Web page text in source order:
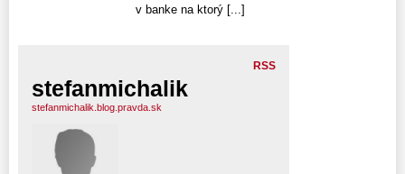
v banke na ktorý [...]
RSS
stefanmichalik
stefanmichalik.blog.pravda.sk